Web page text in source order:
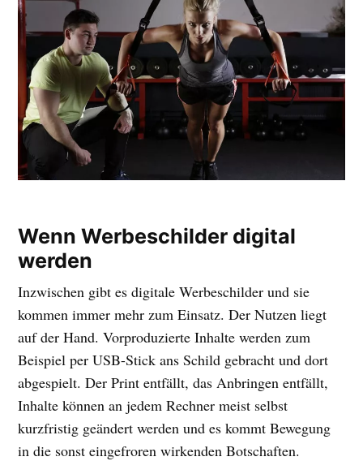
Wenn Werbeschilder digital
werden
Inzwischen gibt es digitale Werbeschilder und sie
kommen immer mehr zum Einsatz. Der Nutzen liegt
auf der Hand. Vorproduzierte Inhalte werden zum
Beispiel per USB-Stick ans Schild gebracht und dort
abgespielt. Der Print entfällt, das Anbringen entfällt,
Inhalte können an jedem Rechner meist selbst
kurzfristig geändert werden und es kommt Bewegung
in die sonst eingefroren wirkenden Botschaften.